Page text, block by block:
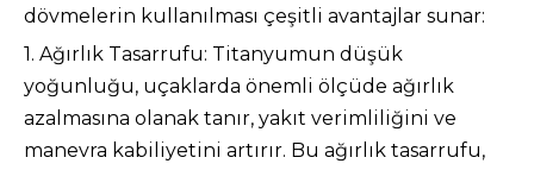
dövmelerin kullanılması çeşitli avantajlar sunar:
1. Ağırlık Tasarrufu: Titanyumun düşük
yoğunluğu, uçaklarda önemli ölçüde ağırlık
azalmasına olanak tanır, yakıt verimliliğini ve
manevra kabiliyetini artırır. Bu ağırlık tasarrufu,